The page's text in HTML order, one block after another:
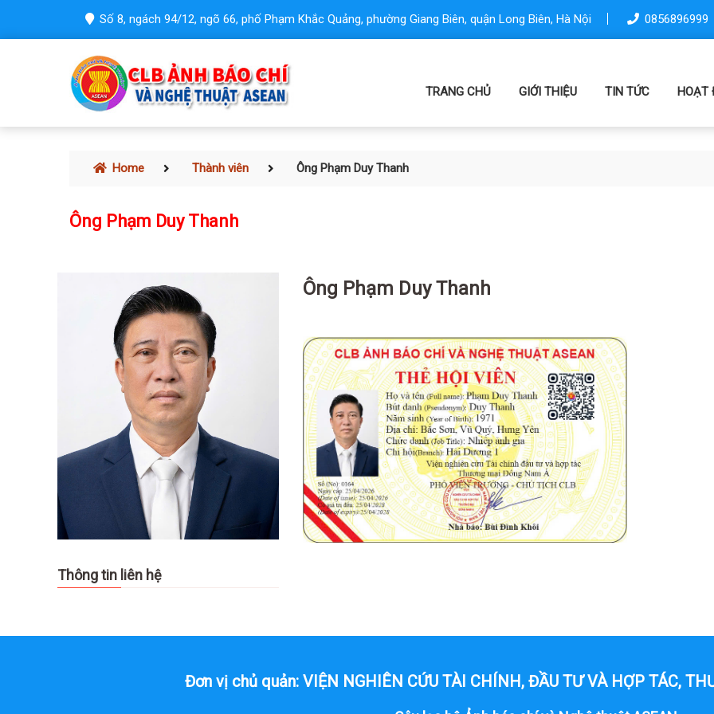
Số 8, ngách 94/12, ngõ 66, phố Phạm Khắc Quảng, phường Giang Biên, quận Long Biên, Hà Nội 0856896999
TRANG CHỦ GIỚI THIỆU TIN TỨC HOẠT
Home Thành viên Ông Phạm Duy Thanh
Ông Phạm Duy Thanh
Thông tin liên hệ
Ông Phạm Duy Thanh
Đơn vị chủ quản: VIỆN NGHIÊN CỨU TÀI CHÍNH, ĐẦU TƯ VÀ HỢP TÁC,